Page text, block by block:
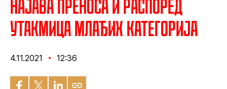
Најава преноса и распоред
утакмица млађих категорија
4.11.2021 12:36